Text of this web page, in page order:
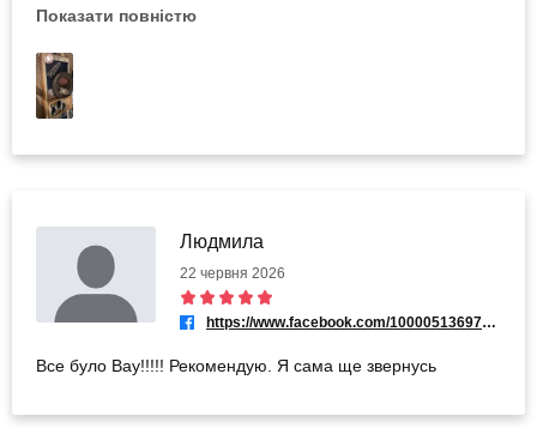
поділилась власним досвідом, це все варто було
відвідування. Також дякую Bodo за враження)) таймінг був
на 1,5 години, але йти не хотілось 😅я точно рекомендую
відвідати, якщо вагаєтесь😉
Показати повністю
Людмила
22 червня 2026
https://www.facebook.com/100005136973790
Все було Вау!!!!! Рекомендую. Я сама ще звернусь